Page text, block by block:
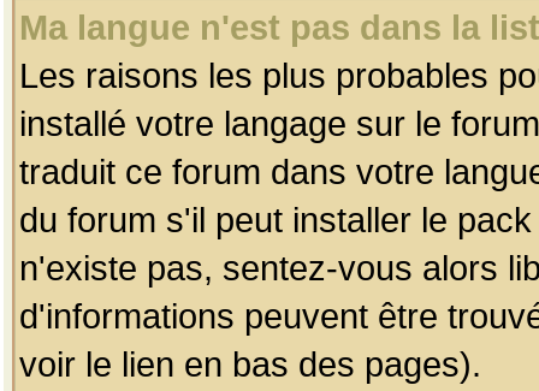
Ma langue n'est pas dans la
Les raisons les plus probables
installé votre langage sur le
traduit ce forum dans votre
du forum s'il peut installer le
n'existe pas, sentez-vous alors
d'informations peuvent être
voir le lien en bas des pages).